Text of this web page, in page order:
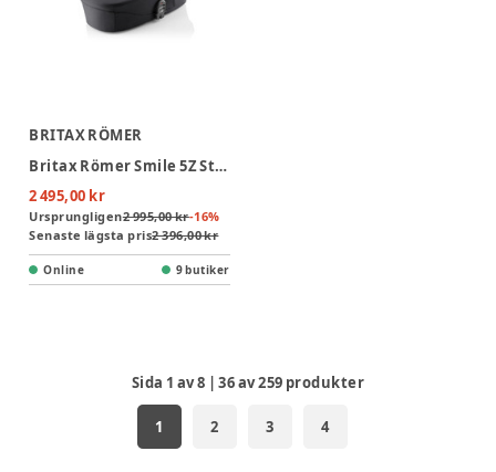
BRITAX RÖMER
Britax Römer Smile 5Z Style Liggdel - Carbon Black
2 495,00 kr
Ursprungligen2 995,00 kr-16%
Senaste lägsta pris2 396,00 kr
Online 9 butiker
Sida 1 av8 |36av259 produkter
1 2 3 4